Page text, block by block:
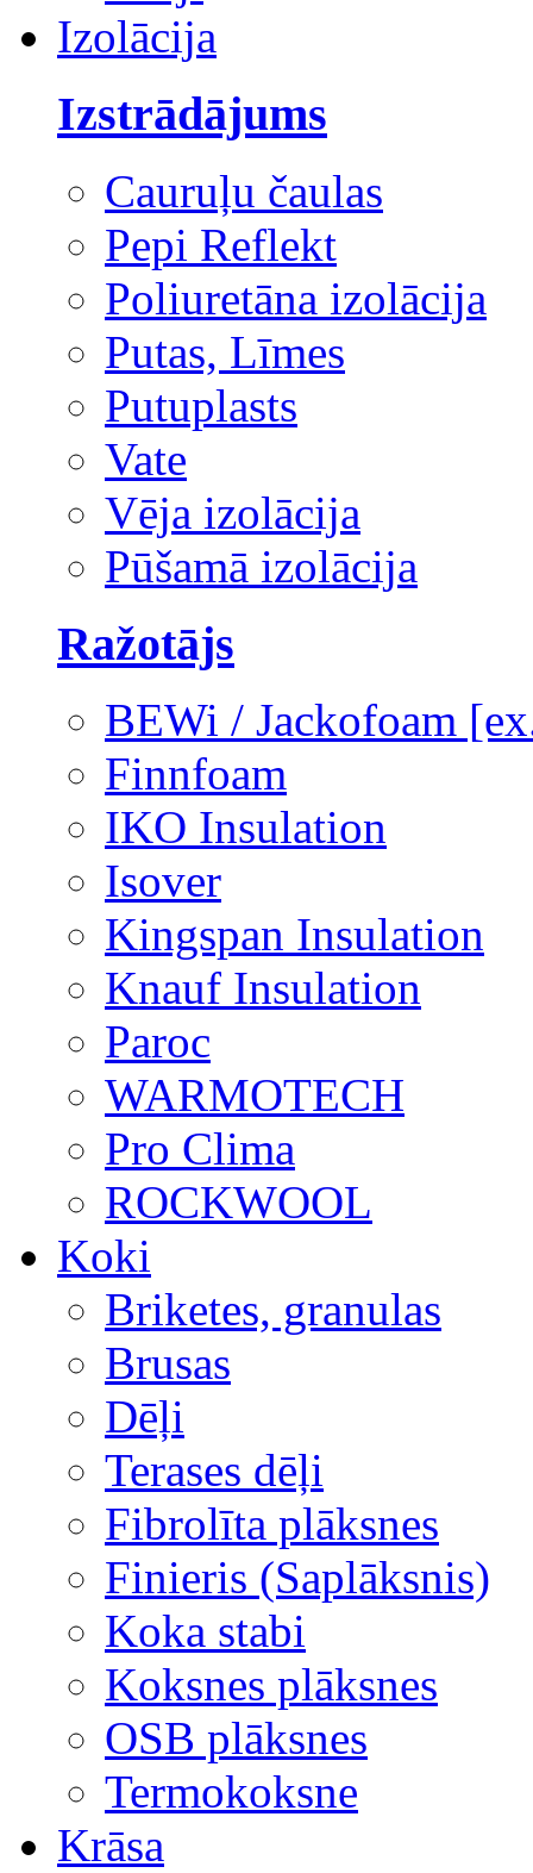
Izolācija
Izstrādājums
Cauruļu čaulas
Pepi Reflekt
Poliuretāna izolācija
Putas, Līmes
Putuplasts
Vate
Vēja izolācija
Pūšamā izolācija
Ražotājs
BEWi / Jackofoam
Finnfoam
IKO Insulation
Isover
Kingspan Insulation
Knauf Insulation
Paroc
WARMOTECH
Pro Clima
ROCKWOOL
Koki
Briketes, granulas
Brusas
Dēļi
Terases dēļi
Fibrolīta plāksnes
Finieris (Saplāksnis)
Koka stabi
Koksnes plāksnes
OSB plāksnes
Termokoksne
Krāsa